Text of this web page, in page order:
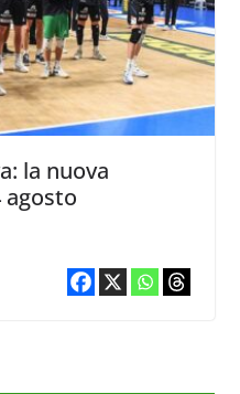
la nuova
agosto